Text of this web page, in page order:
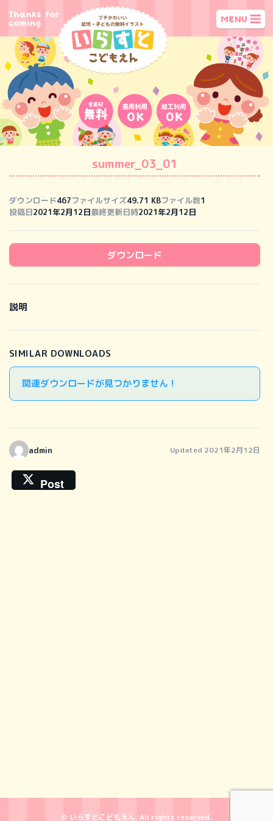
summer_03_01
ダウンロード467ファイルサイズ49.71 KBファイル数1
投稿日2021年2月12日最終更新日時2021年2月12日
ダウンロード
説明
SIMILAR DOWNLOADS
関連ダウンロードが見つかりません !
admin Updated 2021年2月12日
Post
© いらすとこどもえん. All rights reserved.